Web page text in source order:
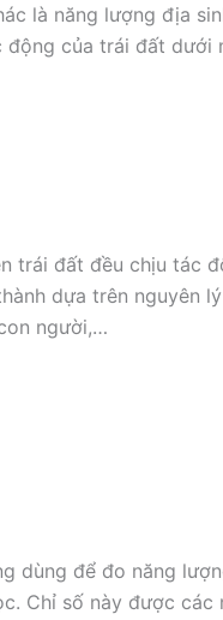
là năng lượng địa
động của trái đất dưới
trái đất đều chịu tác
dựa trên nguyên
người,…
dùng để đo năng
Chỉ số này được các